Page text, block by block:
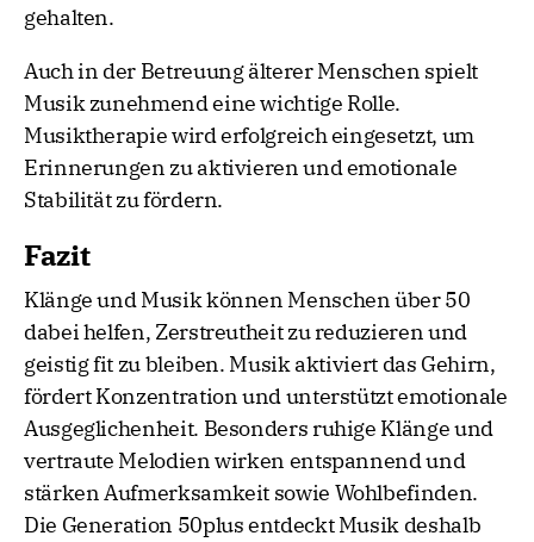
gehalten.
Auch in der Betreuung älterer Menschen spielt
Musik zunehmend eine wichtige Rolle.
Musiktherapie wird erfolgreich eingesetzt, um
Erinnerungen zu aktivieren und emotionale
Stabilität zu fördern.
Fazit
Klänge und Musik können Menschen über 50
dabei helfen, Zerstreutheit zu reduzieren und
geistig fit zu bleiben. Musik aktiviert das Gehirn,
fördert Konzentration und unterstützt emotionale
Ausgeglichenheit. Besonders ruhige Klänge und
vertraute Melodien wirken entspannend und
stärken Aufmerksamkeit sowie Wohlbefinden.
Die Generation 50plus entdeckt Musik deshalb